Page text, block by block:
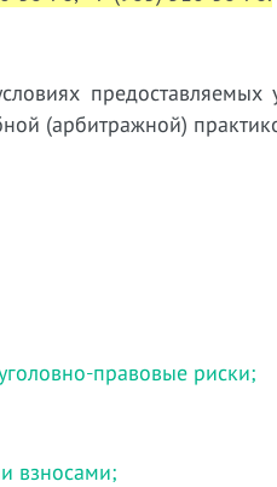
предоставляемых
(арбитражной)
правовые риски;
взносами;